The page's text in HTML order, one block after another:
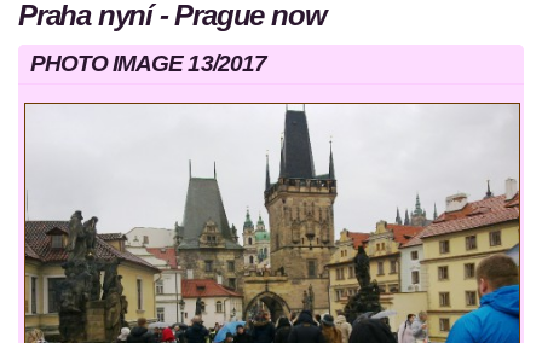
Praha nyní - Prague now
PHOTO IMAGE 13/2017